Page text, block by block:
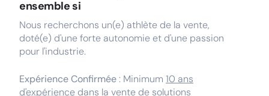
ensemble si
Nous recherchons un(e) athlète de la vente,
doté(e) d'une forte autonomie et d'une passion
pour l'industrie.
Expérience Confirmée: Minimum 10 ans
d'expérience dans la vente de solutions